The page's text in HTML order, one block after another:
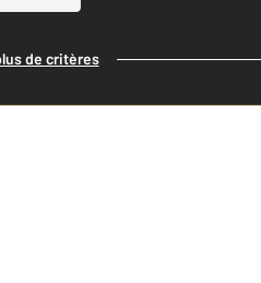
de critères